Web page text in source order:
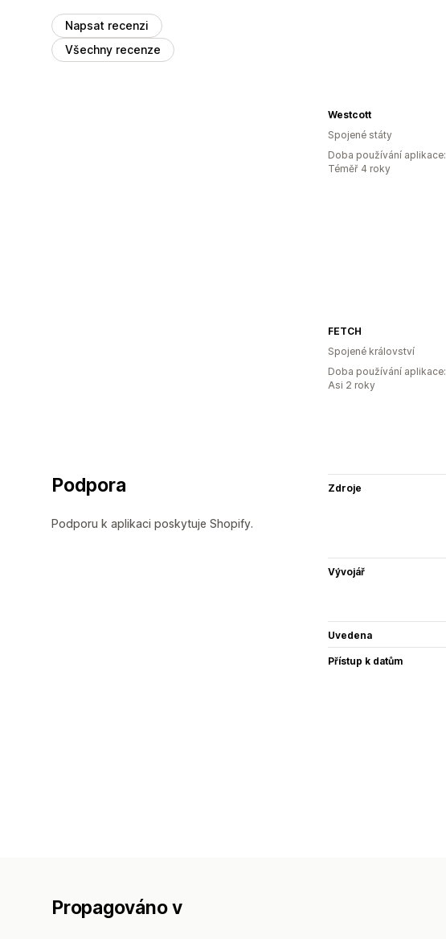
Napsat recenzi
Všechny recenze
Westcott
Spojené státy
Doba používání aplikace:
Téměř 4 roky
FETCH
Spojené království
Doba používání aplikace:
Asi 2 roky
Podpora
Podporu k aplikaci poskytuje Shopify.
Zdroje
Vývojář
Uvedena
Přístup k datům
Propagováno v